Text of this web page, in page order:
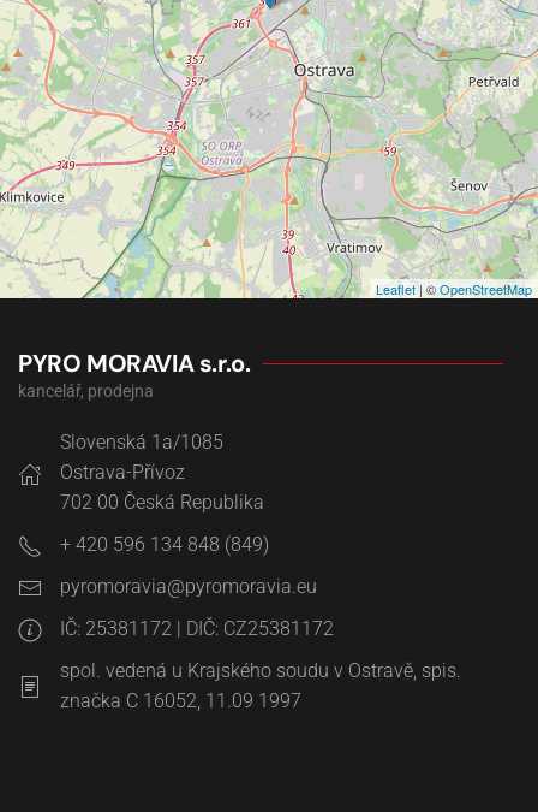
Leaflet| ©OpenStreetMap
PYRO MORAVIA s.r.o.
kancelář, prodejna
Slovenská 1a/1085
Ostrava-Přívoz
702 00 Česká Republika
+ 420 596 134 848 (849)
pyromoravia@pyromoravia.eu
IČ: 25381172 | DIČ: CZ25381172
spol. vedená u Krajského soudu v Ostravě, spis.
značka C 16052, 11.09 1997